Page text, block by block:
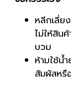
หลีกเลี่ย
ไม่ให้สิน
บวม
ห้ามใช้น้
สัมผัสหรื